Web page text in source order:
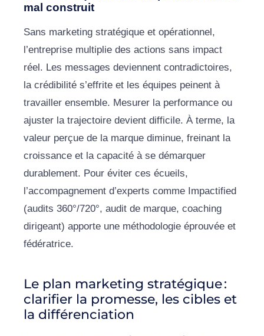
mal construit
Sans marketing stratégique et opérationnel,
l’entreprise multiplie des actions sans impact
réel. Les messages deviennent contradictoires,
la crédibilité s’effrite et les équipes peinent à
travailler ensemble. Mesurer la performance ou
ajuster la trajectoire devient difficile. À terme, la
valeur perçue de la marque diminue, freinant la
croissance et la capacité à se démarquer
durablement. Pour éviter ces écueils,
l’accompagnement d’experts comme Impactified
(audits 360°/720°, audit de marque, coaching
dirigeant) apporte une méthodologie éprouvée et
fédératrice.
Le plan marketing stratégique :
clarifier la promesse, les cibles et
la différenciation